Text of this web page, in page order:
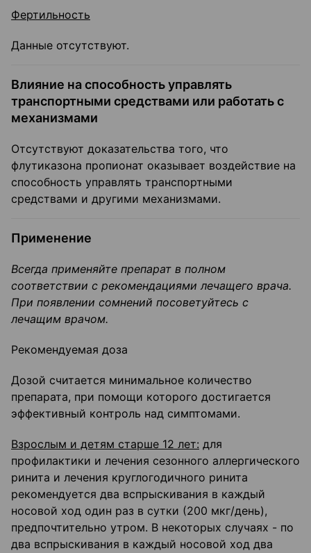
Фертильность
Данные отсутствуют.
Влияние на способность управлять
транспортными средствами или работать с
механизмами
Отсутствуют доказательства того, что
флутиказона пропионат оказывает воздействие на
способность управлять транспортными
средствами и другими механизмами.
Применение
Всегда применяйте препарат в полном
соответствии с рекомендациями лечащего врача.
При появлении сомнений посоветуйтесь с
лечащим врачом.
Рекомендуемая доза
Дозой считается минимальное количество
препарата, при помощи которого достигается
эффективный контроль над симптомами.
Взрослым и детям старше 12 лет: для
профилактики и лечения сезонного аллергического
ринита и лечения круглогодичного ринита
рекомендуется два вспрыскивания в каждый
носовой ход один раз в сутки (200 мкг/день),
предпочтительно утром. В некоторых случаях - по
два вспрыскивания в каждый носовой ход два